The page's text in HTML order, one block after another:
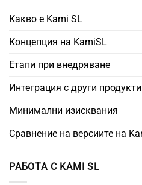
Какво е Kami SL
Концепция на KamiSL
Етапи при внедряване
Интеграция с други продукти
Минимални изисквания
Сравнение на версиите на
РАБОТА С KAMI SL